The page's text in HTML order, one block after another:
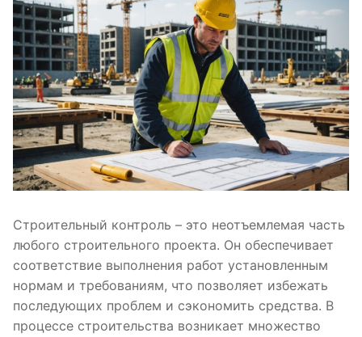
Строительный контроль – это неотъемлемая часть
любого строительного проекта. Он обеспечивает
соответствие выполнения работ установленным
нормам и требованиям, что позволяет избежать
последующих проблем и сэкономить средства. В
процессе строительства возникает множество